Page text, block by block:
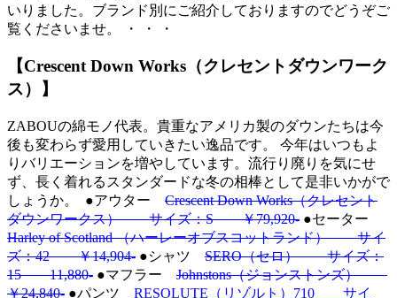
いりました。ブランド別にご紹介しておりますのでどうぞご
覧くださいませ。 ・ ・ ・
【Crescent Down Works（クレセントダウンワーク
ス）】
ZABOUの綿モノ代表。貴重なアメリカ製のダウンたちは今
後も変わらず愛用していきたい逸品です。 今年はいつもよ
りバリエーションを増やしています。流行り廃りを気にせ
ず、長く着れるスタンダードな冬の相棒として是非いかがで
しょうか。
●アウター Crescent Down Works（クレセント
ダウンワークス） サイズ：S ￥79,920- ●セーター
Harley of Scotland （ハーレーオブスコットランド） サイ
ズ：42 ￥14,904- ●シャツ SERO（セロ） サイズ：
15 11,880- ●マフラー Johnstons（ジョンストンズ）
￥24,840- ●パンツ RESOLUTE（リゾルト）710 サイ